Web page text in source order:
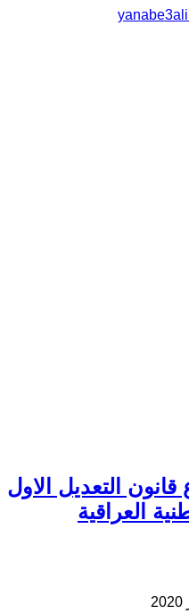
قانون التعديل الاول
العراقية